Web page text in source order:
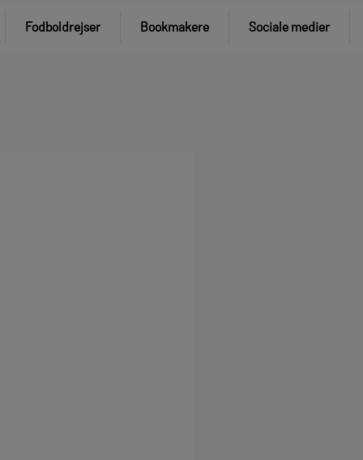
Fodboldrejser Bookmakere Sociale medier